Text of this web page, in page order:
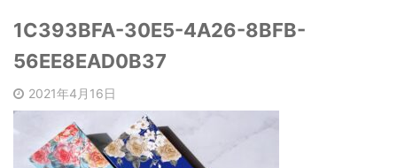
1C393BFA-30E5-4A26-8BFB-
56EE8EAD0B37
2021年4月16日